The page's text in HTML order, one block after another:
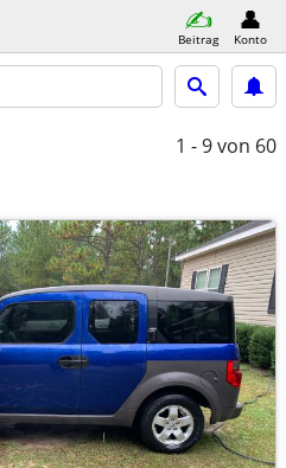
Beitrag Konto
1 - 9von 60